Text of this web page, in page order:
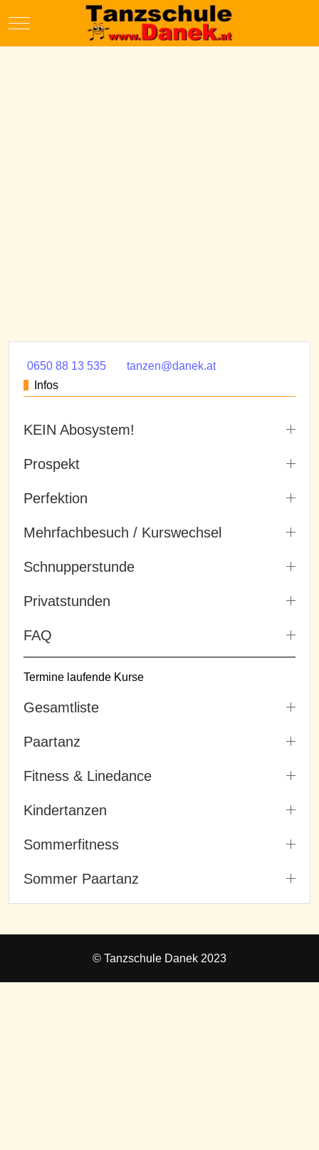
Mobile Menu Toggle
0650 88 13 535
tanzen@danek.at
Infos
KEIN Abosystem!
Prospekt
Perfektion
Mehrfachbesuch / Kurswechsel
Schnupperstunde
Privatstunden
FAQ
Termine laufende Kurse
Gesamtliste
Paartanz
Fitness & Linedance
Kindertanzen
Sommerfitness
Sommer Paartanz
© Tanzschule Danek 2023